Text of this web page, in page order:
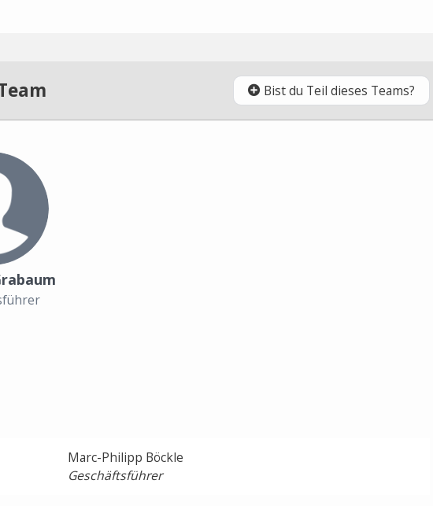
Bist du Teil dieses Teams?
Marc-Philipp Böckle
Geschäftsführer